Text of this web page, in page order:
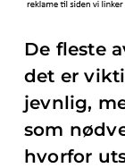
De fleste
det er
jevnlig,
som
hvorfor